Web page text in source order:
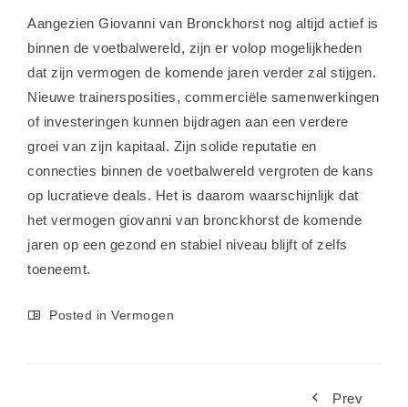
Aangezien Giovanni van Bronckhorst nog altijd actief is
binnen de voetbalwereld, zijn er volop mogelijkheden
dat zijn vermogen de komende jaren verder zal stijgen.
Nieuwe trainersposities, commerciële samenwerkingen
of investeringen kunnen bijdragen aan een verdere
groei van zijn kapitaal. Zijn solide reputatie en
connecties binnen de voetbalwereld vergroten de kans
op lucratieve deals. Het is daarom waarschijnlijk dat
het vermogen giovanni van bronckhorst de komende
jaren op een gezond en stabiel niveau blijft of zelfs
toeneemt.
Posted in Vermogen
Prev